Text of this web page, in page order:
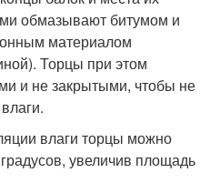
обмазывают битумом и
материалом
Торцы при этом
и не закрытыми, чтобы не
влаги торцы можно
увеличив площадь